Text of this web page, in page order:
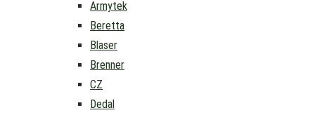
Armytek
Beretta
Blaser
Brenner
CZ
Dedal